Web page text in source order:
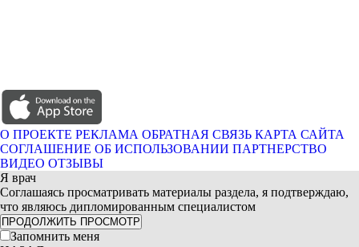
О ПРОЕКТЕ РЕКЛАМА ОБРАТНАЯ СВЯЗЬ КАРТА САЙТА
СОГЛАШЕНИЕ ОБ ИСПОЛЬЗОВАНИИ ПАРТНЕРСТВО
ВИДЕО ОТЗЫВЫ
Я врач
Соглашаясь просматривать материалы раздела, я подтверждаю,
что являюсь дипломированным специалистом
ПРОДОЛЖИТЬ ПРОСМОТР
Запомнить меня